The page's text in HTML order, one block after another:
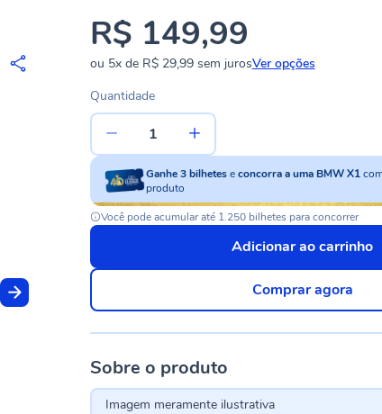
R$ 149,99
ou 5xde R$ 29,99sem jurosVer opções
Quantidade
Ganhe3 bilhetes econcorra a uma BMW X1
produto
Você pode acumular até 1.250 bilhetes para concorrer
Adicionar ao carrinho
Comprar agora
Sobre o produto
Imagem meramente ilustrativa